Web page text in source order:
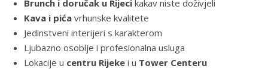
Brunch i doručak u Rijeci kakav niste doživjeli
Kava i pića vrhunske kvalitete
Jedinstveni interijeri s karakterom
Ljubazno osoblje i profesionalna usluga
Lokacije u centru Rijeke i u Tower Centeru